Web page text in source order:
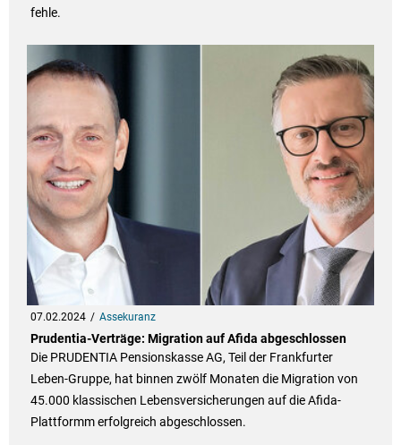
fehle.
07.02.2024 Assekuranz
Prudentia-Verträge: Migration auf Afida abgeschlossen
Die PRUDENTIA Pensionskasse AG, Teil der Frankfurter
Leben-Gruppe, hat binnen zwölf Monaten die Migration von
45.000 klassischen Lebensversicherungen auf die Afida-
Plattformm erfolgreich abgeschlossen.